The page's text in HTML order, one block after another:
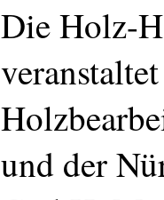
Die Holz-
und der